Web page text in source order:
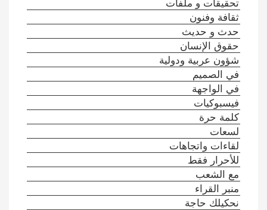
ثقافة وفنون
حدث و حديث
حقوق الإنسان
شؤون عربية ودولية
في الصميم
في الواجهة
فيسبوكيات
كلمة حرة
لسعات
لقاءات واتجاهات
للأحرار فقط
مع الشعب
منبر القراء
نحكيلك حاجة